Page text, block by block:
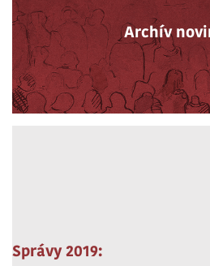
Archív
Správy 2019: